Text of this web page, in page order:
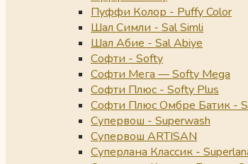
Пуффи Колор - Puffy Color
Шал Симли - Sal Simli
Шал Абие - Sal Abiye
Софти - Softy
Софти Мега — Softy Mega
Софти Плюс - Softy Plus
Софти Плюс Омбре Батик -
Супервош - Superwash
Супервош ARTISAN
Суперлана Классик -